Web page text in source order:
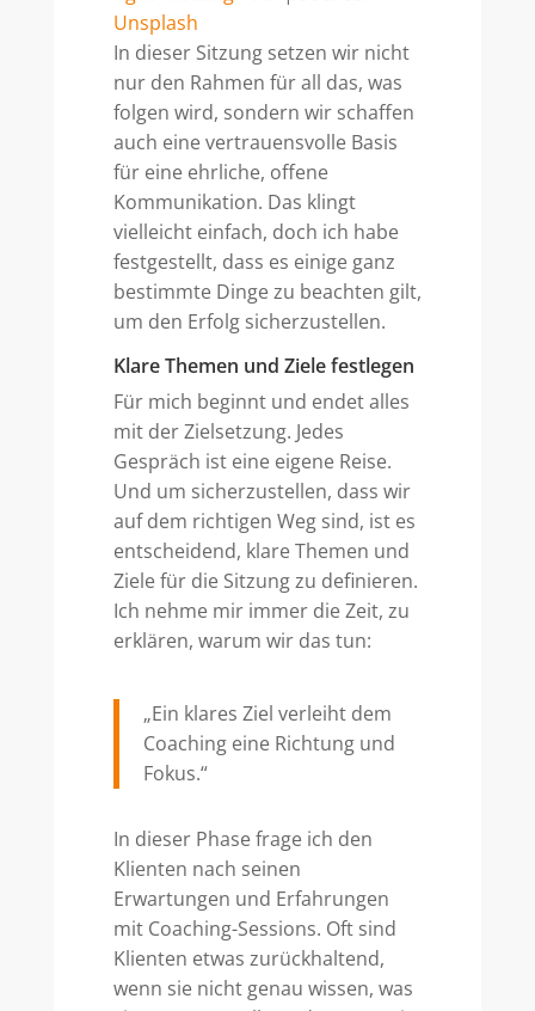
Unsplash
In dieser Sitzung setzen wir nicht
nur den Rahmen für all das, was
folgen wird, sondern wir schaffen
auch eine vertrauensvolle Basis
für eine ehrliche, offene
Kommunikation. Das klingt
vielleicht einfach, doch ich habe
festgestellt, dass es einige ganz
bestimmte Dinge zu beachten gilt,
um den Erfolg sicherzustellen.
Klare Themen und Ziele festlegen
Für mich beginnt und endet alles
mit der Zielsetzung. Jedes
Gespräch ist eine eigene Reise.
Und um sicherzustellen, dass wir
auf dem richtigen Weg sind, ist es
entscheidend, klare Themen und
Ziele für die Sitzung zu definieren.
Ich nehme mir immer die Zeit, zu
erklären, warum wir das tun:
„Ein klares Ziel verleiht dem
Coaching eine Richtung und
Fokus.“
In dieser Phase frage ich den
Klienten nach seinen
Erwartungen und Erfahrungen
mit Coaching-Sessions. Oft sind
Klienten etwas zurückhaltend,
wenn sie nicht genau wissen, was